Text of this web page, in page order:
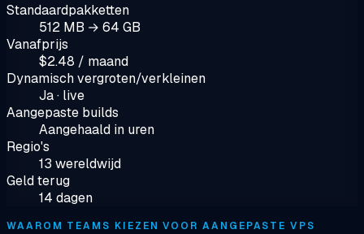
Standaardpakketten
512 MB → 64 GB
Vanafprijs
$2.48 / maand
Dynamisch vergroten/verkleinen
Ja · live
Aangepaste builds
Aangehaald in uren
Regio's
13 wereldwijd
Geld terug
14 dagen
WAAROM TEAMS KIEZEN VOOR AANGEPASTE VPS